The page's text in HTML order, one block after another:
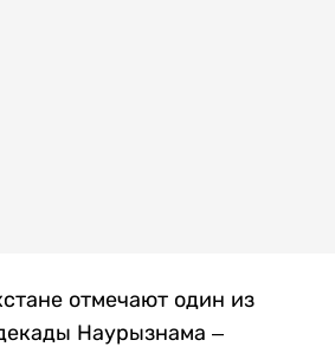
отмечают один из
Наурызнама –